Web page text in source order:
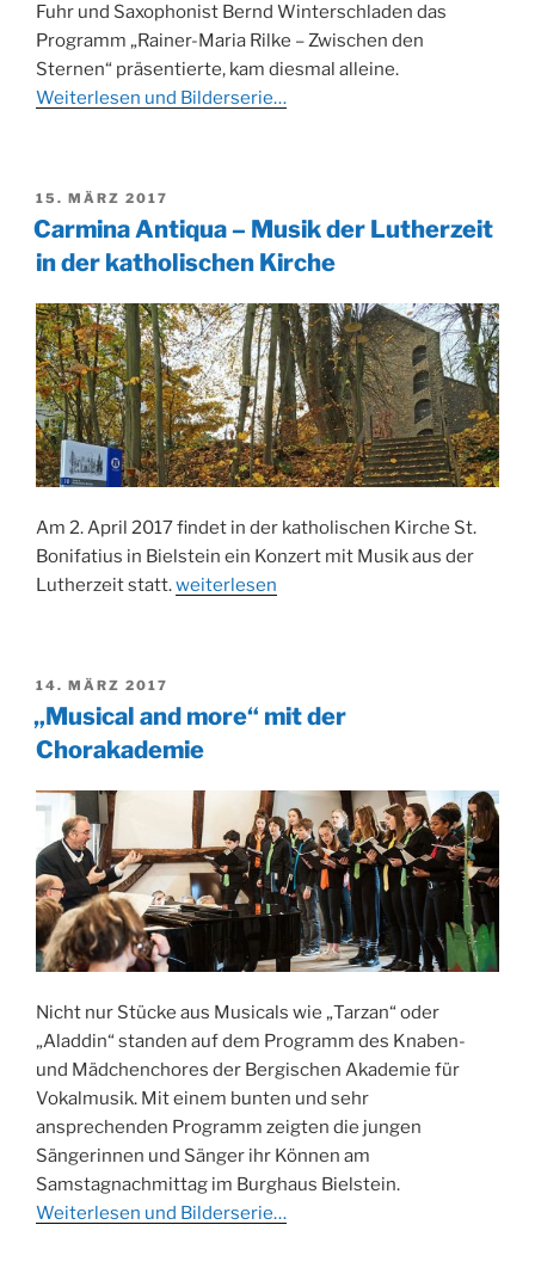
Fuhr und Saxophonist Bernd Winterschladen das
Programm „Rainer-Maria Rilke – Zwischen den
Sternen“ präsentierte, kam diesmal alleine.
Weiterlesen und Bilderserie…
VERÖFFENTLICHT
AM
15. MÄRZ 2017
Carmina Antiqua – Musik der Lutherzeit
in der katholischen Kirche
Am 2. April 2017 findet in der katholischen Kirche St.
Bonifatius in Bielstein ein Konzert mit Musik aus der
Lutherzeit statt.„Carmina
Lutherzeit
in
katholischen
Kirche“
weiterlesen
VERÖFFENTLICHT
AM
14. MÄRZ 2017
„Musical and more“ mit der
Chorakademie
Nicht nur Stücke aus Musicals wie „Tarzan“ oder
„Aladdin“ standen auf dem Programm des Knaben-
und Mädchenchores der Bergischen Akademie für
Vokalmusik. Mit einem bunten und sehr
ansprechenden Programm zeigten die jungen
Sängerinnen und Sänger ihr Können am
Samstagnachmittag im Burghaus Bielstein.
Weiterlesen und Bilderserie…